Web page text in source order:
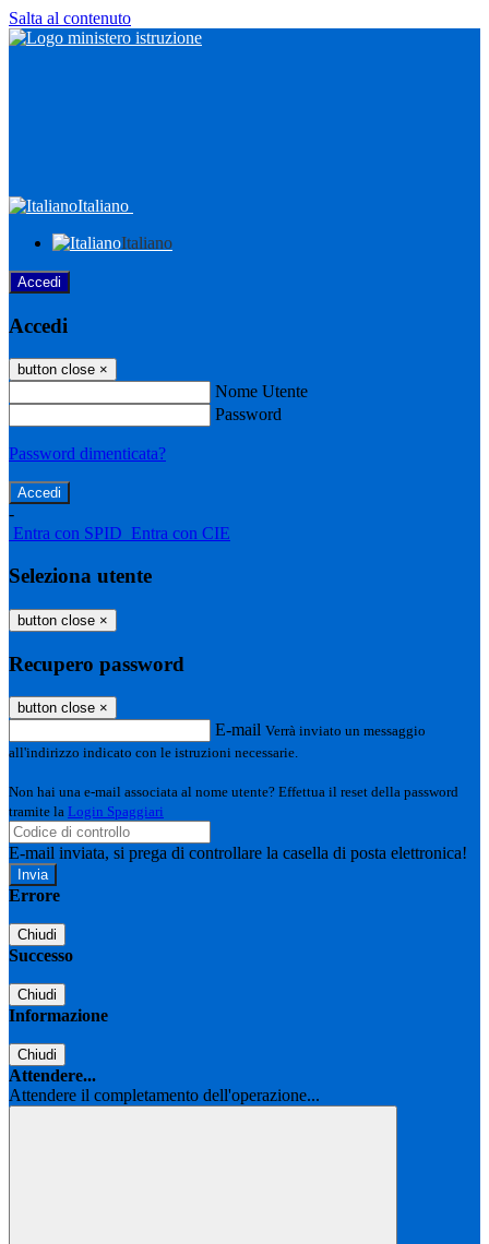
Salta al contenuto
Italiano
Italiano
Accedi
Accedi
button close ×
Nome Utente
Password
Password dimenticata?
-
Entra con SPID Entra con CIE
Seleziona utente
button close ×
Recupero password
button close ×
E-mail Verrà inviato un messaggio
all'indirizzo indicato con le istruzioni necessarie.
Non hai una e-mail associata al nome utente? Effettua il reset della password
tramite la Login Spaggiari
E-mail inviata, si prega di controllare la casella di posta elettronica!
Errore
Chiudi
Successo
Chiudi
Informazione
Chiudi
Attendere...
Attendere il completamento dell'operazione...